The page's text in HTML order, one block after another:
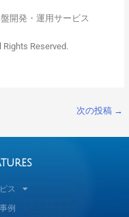
開発・運用サービス
Rights Reserved.
次の投稿 →
ス
例